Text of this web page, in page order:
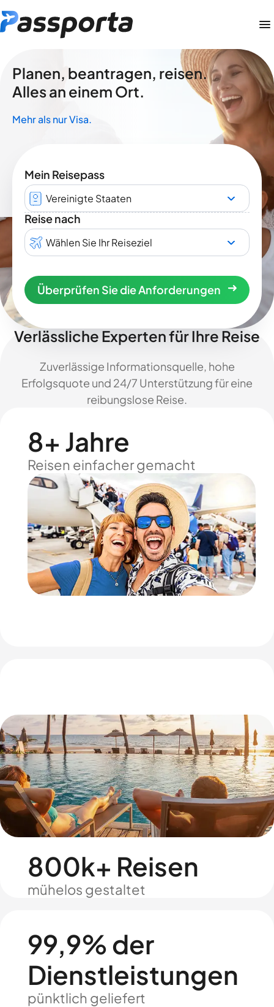
Planen, beantragen, reisen.
Alles an einem Ort.
Mehr als nur Visa.
Mein Reisepass
Vereinigte Staaten
Reise nach
Wählen Sie Ihr Reiseziel
Überprüfen Sie die Anforderungen
Verlässliche Experten für Ihre Reise
Zuverlässige Informationsquelle, hohe
Erfolgsquote und 24/7 Unterstützung für eine
reibungslose Reise.
8+ Jahre
Reisen einfacher gemacht
800k+ Reisen
mühelos gestaltet
99,9% der
Dienstleistungen
pünktlich geliefert